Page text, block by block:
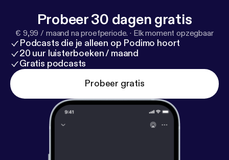
Probeer 30 dagen gratis
€ 9,99 / maand na proefperiode. · Elk moment opzegbaar
Podcasts die je alleen op Podimo hoort
20 uur luisterboeken / maand
Gratis podcasts
Probeer gratis